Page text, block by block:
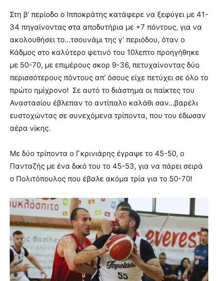
Στη β’ περίοδο ο Ιπποκράτης κατάφερε να ξεφύγει με 41-
34 πηγαίνοντας στα αποδυτήρια με +7 πόντους, για να
ακολουθήσει το…τσουνάμι της γ’ περιόδου, όταν ο
Κάδμος στο καλύτερο φετινό του 10λεπτο προηγήθηκε
με 50-70, με επιμέρους σκορ 9-36, πετυχαίνοντας δύο
περισσότερους πόντους απ’ όσους είχε πετύχει σε όλο το
πρώτο ημίχρονο! Σε αυτό το διάστημα οι παίκτες του
Αναστασίου έβλεπαν το αντίπαλο καλάθι σαν…βαρέλι
ευστοχώντας σε συνεχόμενα τρίποντα, που του έδωσαν
αέρα νίκης.
Με δύο τρίποντα ο Γκρινιάρης έγραψε το 45-50, ο
Πανταζής με ένα δικό του το 45-53, για να πάρει σειρά
ο Πολιτόπουλος που έβαλε ακόμα τρία για το 50-70!